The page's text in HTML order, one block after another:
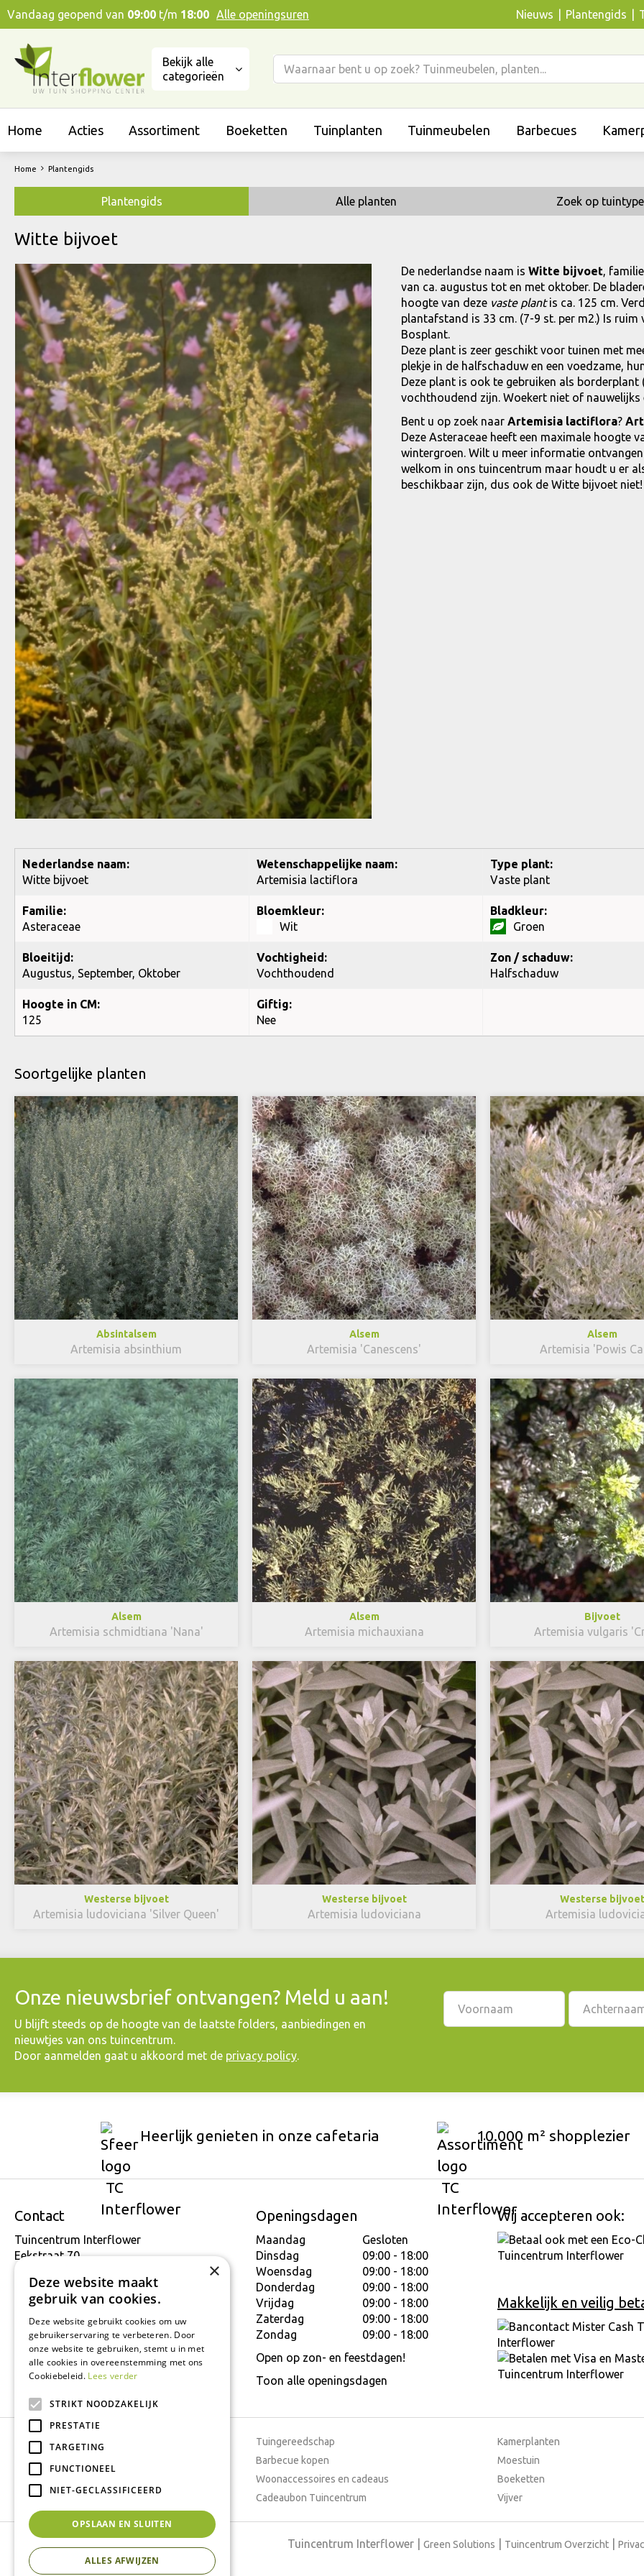
Ga
naar
Home Plantengids
Vandaag geopend van 09:00 t/m 18:00 Alle openingsuren Nieuws Plantengids
Bekijk alle
categorieën
Home Acties Assortiment Boeketten Tuinplanten Tuinmeubelen Barbecues
Plantengids Alle planten Zoek op tuintype
Witte bijvoet
De nederlandse naam is Witte bijvoet,
van ca. augustus tot en met oktober. De
hoogte van deze vaste plantis ca. 125 cm.
plantafstand is 33 cm. (7-9 st. per m2.) Is ruim
Bosplant.
Deze plant is zeer geschikt voor tuinen met
plekje in de halfschaduw en een voedzame,
Deze plant is ook te gebruiken als
vochthoudend zijn. Woekert niet of
Bent u op zoek naar Artemisia lactiflora?
Deze Asteraceae heeft een maximale hoogte
wintergroen. Wilt u meer informatie
welkom in ons tuincentrum maar houdt u er
beschikbaar zijn, dus ook de Witte bijvoet niet!
Nederlandse naam:
Witte bijvoet
Wetenschappelijke naam:
Artemisia lactiflora
Type plant:
Vaste plant
Familie:
Asteraceae
Bloemkleur:
Wit
Bladkleur:
Groen
Bloeitijd:
Augustus, September, Oktober
Vochtigheid:
Vochthoudend
Zon / schaduw:
Halfschaduw
Hoogte in CM:
125
Giftig:
Nee
Soortgelijke planten
Absintalsem
Artemisia absinthium
Alsem
Artemisia 'Canescens'
Alsem
Artemisia 'Powis
Alsem
Artemisia schmidtiana 'Nana'
Alsem
Artemisia michauxiana
Bijvoet
Artemisia vulgaris
Westerse bijvoet
Artemisia ludoviciana 'Silver Queen'
Westerse bijvoet
Artemisia ludoviciana
Westerse bijvoet
Artemisia
Onze nieuwsbrief ontvangen? Meld u aan!
​U blijft steeds op de hoogte van de laatste folders, aanbiedingen en
nieuwtjes van ons tuincentrum.
Door aanmelden gaat u akkoord met de privacy policy.
Heerlijk genieten in onze cafetaria 10.000 m² shopplezier
Contact
Tuincentrum Interflower
Eekstraat 70
+32 934 806 03
info@interflower.be
Openingsdagen
Maandag
Gesloten
Dinsdag
09:00 - 18:00
Woensdag
09:00 - 18:00
Donderdag
09:00 - 18:00
Vrijdag
09:00 - 18:00
Zaterdag
09:00 - 18:00
Zondag
09:00 - 18:00
Open op zon- en feestdagen!
Toon alle openingsdagen
Wij accepteren ook:
Makkelijk en veilig
Tuincentrum
Dierenwinkel
Tuinplanten
Cafetaria
Tuingereedschap
Barbecue kopen
Woonaccessoires en cadeaus
Cadeaubon Tuincentrum
Kamerplanten
Moestuin
Boeketten
Vijver
Tuincentrum Interflower Green Solutions Tuincentrum Overzicht
×
Deze website maakt
gebruik van cookies.
Deze website gebruikt cookies om uw
gebruikerservaring te verbeteren. Door
onze website te gebruiken, stemt u in met
alle cookies in overeenstemming met ons
Cookiebeleid. Lees verder
STRIKT NOODZAKELIJK
PRESTATIE
TARGETING
FUNCTIONEEL
NIET-GECLASSIFICEERD
OPSLAAN EN SLUITEN
ALLES AFWIJZEN